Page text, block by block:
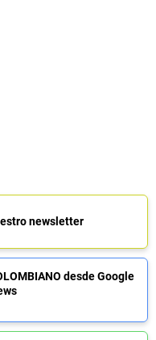
newsletter
desde Google